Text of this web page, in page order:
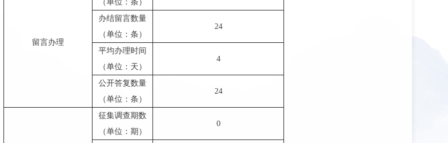
留言办理
（单位：条）
办结留言数量
（单位：条）
24
平均办理时间
（单位：天）
4
公开答复数量
（单位：条）
24
征集调查期数
（单位：期）
0